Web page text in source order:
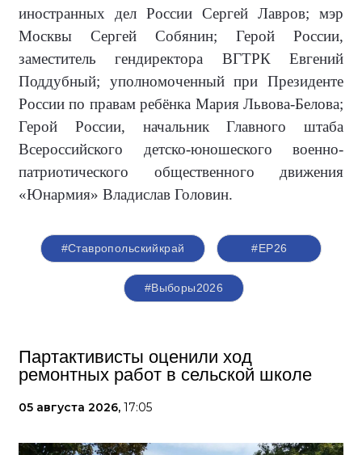
иностранных дел России Сергей Лавров; мэр
Москвы Сергей Собянин; Герой России,
заместитель гендиректора ВГТРК Евгений
Поддубный; уполномоченный при Президенте
России по правам ребёнка Мария Львова-Белова;
Герой России, начальник Главного штаба
Всероссийского детско-юношеского военно-
патриотического общественного движения
«Юнармия» Владислав Головин.
#Ставропольскийкрай #ЕР26
#Выборы2026
Партактивисты оценили ход
ремонтных работ в сельской школе
05 августа 2026, 17:05